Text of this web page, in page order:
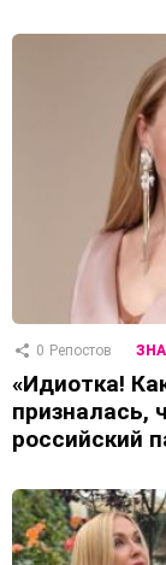
0 Репостов
«Идиотка!
призналась,
российский